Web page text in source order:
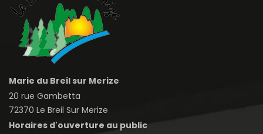
Marie du Breil sur Merize
20 rue Gambetta
72370 Le Breil Sur Merize
Horaires d'ouverture au public